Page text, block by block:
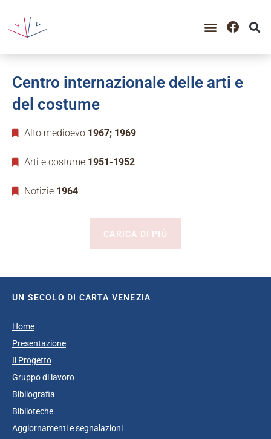
Centro internazionale delle arti e
del costume
Alto medioevo 1967; 1969
Arti e costume 1951-1952
Notizie 1964
CARICA DI PIÙ
UN SECOLO DI CARTA VENEZIA
Home
Presentazione
Il Progetto
Gruppo di lavoro
Bibliografia
Biblioteche
Aggiornamenti e segnalazioni